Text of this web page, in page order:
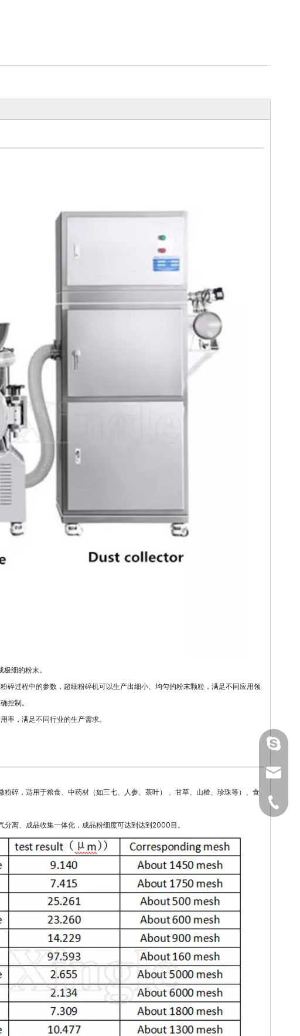
动物加工鸡家禽饲料粉碎机
工业粉碎机橡胶粉盐粗粉碎
细的粉末。
过程中的参数，超细粉碎机可以生产出细小、均匀的粉末颗粒，满足不同应用领
控制。
率，满足不同行业的生产需求。
碎，适用于粮食、中药材（如三七、人参、茶叶） 、甘草、山楂、珍珠等）、食
离、成品收集一体化，成品粉细度可达到达到2000目。